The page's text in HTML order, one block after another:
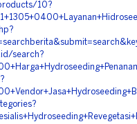
10?
search?